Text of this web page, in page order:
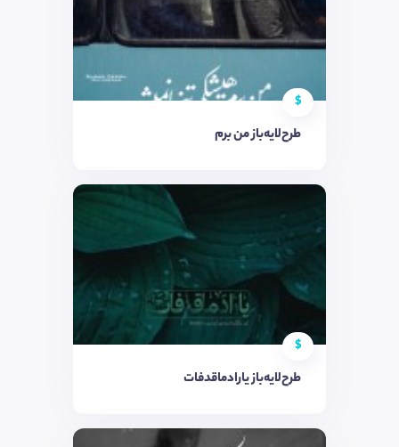
$
طرح‌لایه‌باز من برم
$
طرح‌لایه‌باز یارادماقدفات